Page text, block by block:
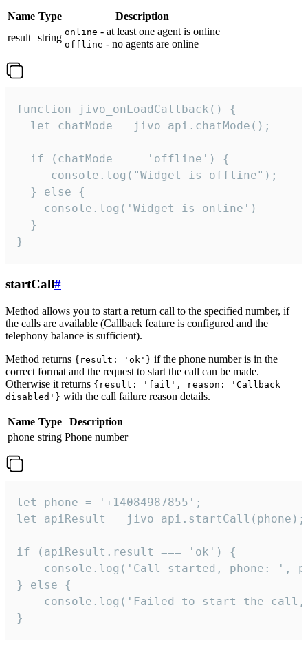
Name Type
Description
result string online - at least one agent is online
offline - no agents are online
function jivo_onLoadCallback() {
  let chatMode = jivo_api.chatMode();
  if (chatMode === 'offline') {
     console.log("Widget is offline");
  } else {
    console.log('Widget is online')
  }
}
startCall#
Method allows you to start a return call to the specified number, if
the calls are available (Callback feature is configured and the
telephony balance is sufficient).
Method returns {result: 'ok'} if the phone number is in the
correct format and the request to start the call can be made.
Otherwise it returns {result: 'fail', reason: 'Callback
disabled'} with the call failure reason details.
Name Type
Description
phone string Phone number
let phone = '+14084987855';
let apiResult = jivo_api.startCall(phone);
if (apiResult.result === 'ok') {
console.log('Call started, phone: ',
} else {
console.log('Failed to start the
}